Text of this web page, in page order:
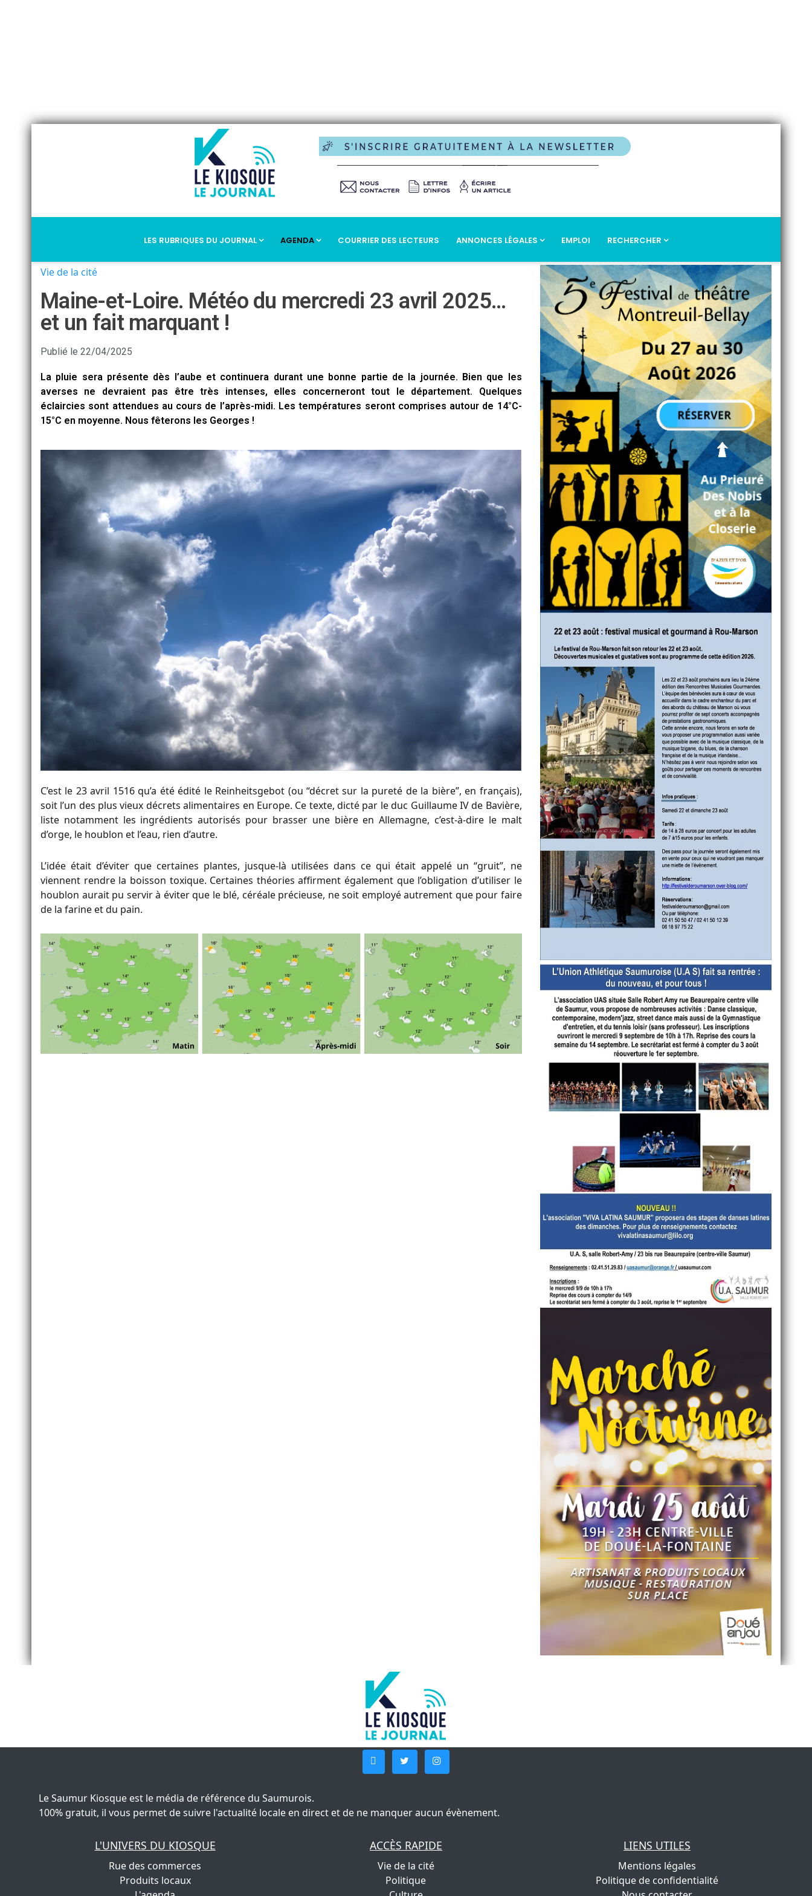
LES RUBRIQUES DU JOURNAL AGENDA COURRIER DES LECTEURS ANNONCES LÉGALES EMPLOI RECHERCHER
Vie de la cité
Maine-et-Loire. Météo du mercredi 23 avril 2025…
et un fait marquant !
Publié le 22/04/2025
La pluie sera présente dès l’aube et continuera durant une bonne partie de la journée. Bien que les
averses ne devraient pas être très intenses, elles concerneront tout le département. Quelques
éclaircies sont attendues au cours de l’après-midi. Les températures seront comprises autour de 14°C-
15°C en moyenne. Nous fêterons les Georges !
C’est le 23 avril 1516 qu’a été édité le Reinheitsgebot (ou “décret sur la pureté de la bière”, en français),
soit l’un des plus vieux décrets alimentaires en Europe. Ce texte, dicté par le duc Guillaume IV de Bavière,
liste notamment les ingrédients autorisés pour brasser une bière en Allemagne, c’est-à-dire le malt
d’orge, le houblon et l’eau, rien d’autre.
L’idée était d’éviter que certaines plantes, jusque-là utilisées dans ce qui était appelé un “gruit”, ne
viennent rendre la boisson toxique. Certaines théories affirment également que l’obligation d’utiliser le
houblon aurait pu servir à éviter que le blé, céréale précieuse, ne soit employé autrement que pour faire
de la farine et du pain.
Le Saumur Kiosque est le média de référence du Saumurois.
100% gratuit, il vous permet de suivre l'actualité locale en direct et de ne manquer aucun évènement.
L'UNIVERS DU KIOSQUE
Rue des commerces
Produits locaux
ACCÈS RAPIDE
Vie de la cité
Politique
LIENS UTILES
Mentions légales
Politique de confidentialité